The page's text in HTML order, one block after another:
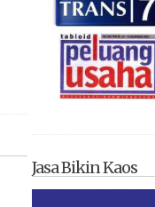
Jasa Bikin Kaos